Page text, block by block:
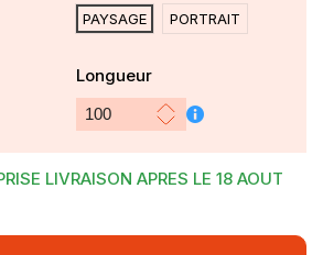
PAYSAGE PORTRAIT
Longueur
LIVRAISON APRES LE 18 AOUT